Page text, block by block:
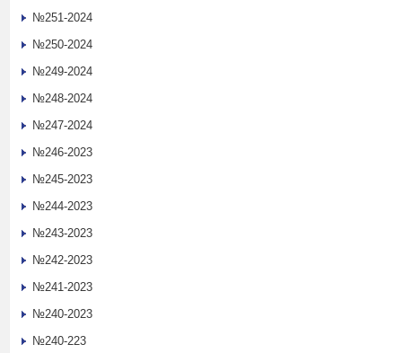
№251-2024
№250-2024
№249-2024
№248-2024
№247-2024
№246-2023
№245-2023
№244-2023
№243-2023
№242-2023
№241-2023
№240-2023
№240-223